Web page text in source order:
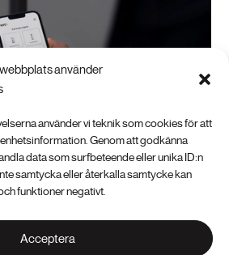
använder
använder vi teknik som cookies för att
Genom att godkänna
data som surfbeteende eller unika ID:n
samtycka eller återkalla samtycke kan
funktioner negativt.
Acceptera
Webb